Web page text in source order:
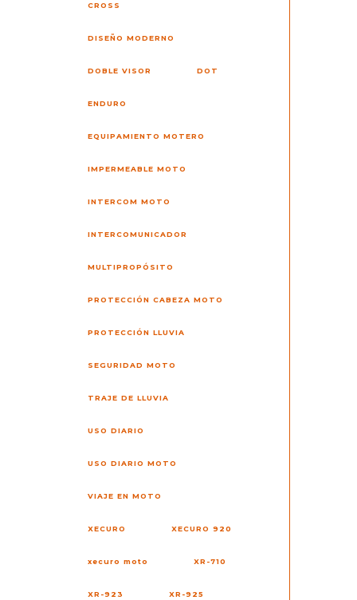
CROSS
DISEÑO MODERNO
DOBLE VISOR DOT
ENDURO
EQUIPAMIENTO MOTERO
IMPERMEABLE MOTO
INTERCOM MOTO
INTERCOMUNICADOR
MULTIPROPÓSITO
PROTECCIÓN CABEZA MOTO
PROTECCIÓN LLUVIA
SEGURIDAD MOTO
TRAJE DE LLUVIA
USO DIARIO
USO DIARIO MOTO
VIAJE EN MOTO
XECURO XECURO 920
xecuro moto XR-710
XR-923 XR-925